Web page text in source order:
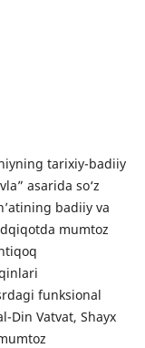
tarixiy-badiiy
asarida so‘z
badiiy va
mumtoz
funksional
Din Vatvat, Shayx